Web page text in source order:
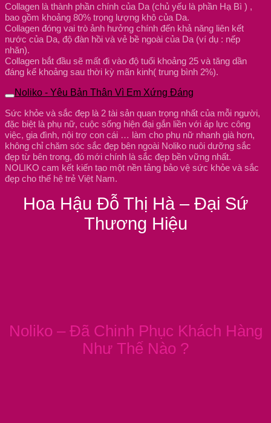
Collagen là thành phần chính của Da (chủ yếu là phần Hạ Bì ) ,
bao gồm khoảng 80% trọng lượng khô của Da.
Collagen đóng vai trò ảnh hưởng chính đến khả năng liên kết
nước của Da, độ đàn hồi và vẻ bề ngoài của Da (ví dụ : nếp
nhăn).
Collagen bắt đầu sẽ mất đi vào độ tuổi khoảng 25 và tăng dần
đáng kể khoảng sau thời kỳ mãn kinh( trung bình 2%).
Noliko - Yêu Bản Thân Vì Em Xứng Đáng
Sức khỏe và sắc đẹp là 2 tài sản quan trọng nhất của mỗi người,
đặc biệt là phụ nữ, cuộc sống hiện đại gắn liền với áp lực công
việc, gia đình, nội trợ con cái … làm cho phụ nữ nhanh già hơn,
không chỉ chăm sóc sắc đẹp bên ngoài Noliko nuôi dưỡng sắc
đẹp từ bên trong, đó mới chính là sắc đẹp bền vững nhất.
NOLIKO cam kết kiến tạo một nền tảng bảo vệ sức khỏe và sắc
đẹp cho thế hệ trẻ Việt Nam.
Hoa Hậu Đỗ Thị Hà – Đại Sứ
Thương Hiệu
Noliko – Đã Chinh Phục Khách Hàng
Như Thế Nào ?